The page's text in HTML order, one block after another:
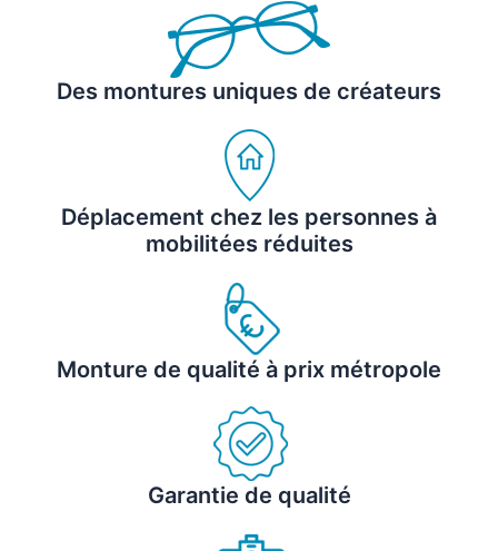
Des montures uniques de créateurs
Déplacement chez les personnes à
mobilitées réduites
Monture de qualité à prix métropole
Garantie de qualité